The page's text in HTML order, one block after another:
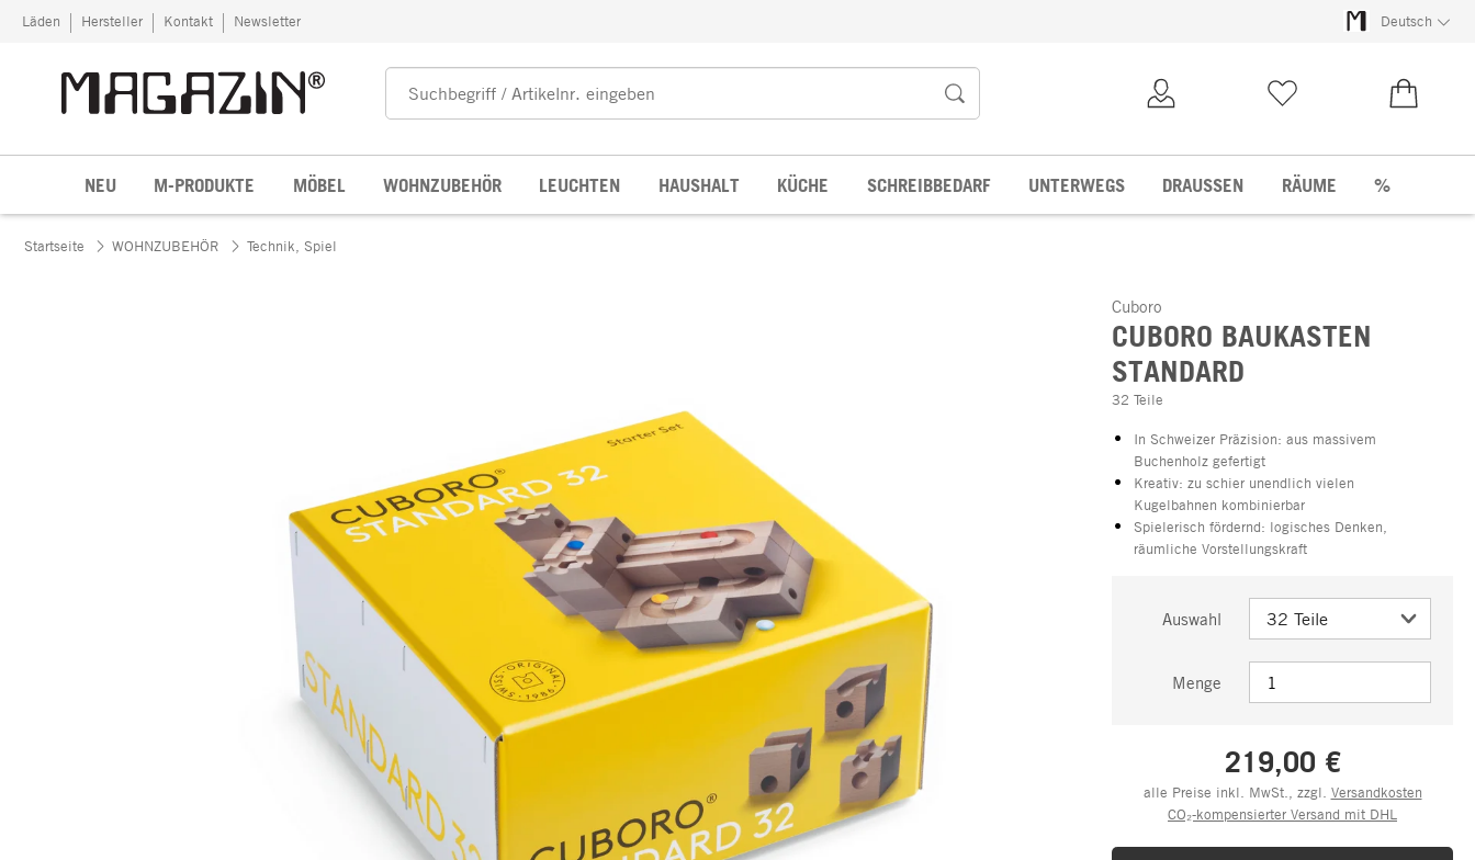
Zum Inhalt springen
Läden Hersteller Kontakt Newsletter Deutsch
NEU M-PRODUKTE MÖBEL WOHNZUBEHÖR LEUCHTEN HAUSHALT KÜCHE SCHREIBBEDARF UNTERWEGS DRAUSSEN RÄUME %
Startseite WOHNZUBEHÖR Technik, Spiel
Cuboro
CUBORO BAUKASTEN
STANDARD
32 Teile
In Schweizer Präzision: aus massivem
Buchenholz gefertigt
Kreativ: zu schier unendlich vielen
Kugelbahnen kombinierbar
Spielerisch fördernd: logisches Denken,
räumliche Vorstellungskraft
Auswahl
Menge
219,00 €
alle Preise inkl. MwSt., zzgl. Versandkosten
CO₂-kompensierter Versand mit DHL